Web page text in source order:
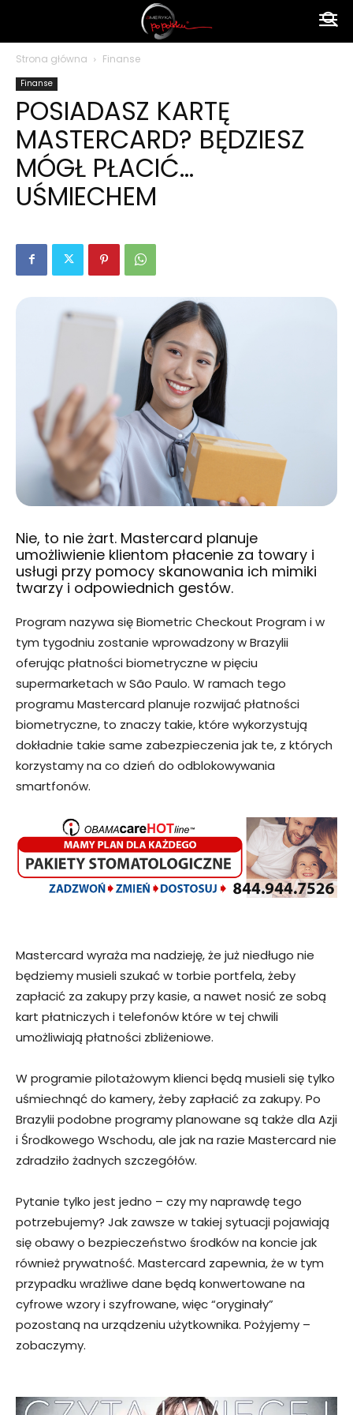
polsku
Strona główna Finanse
Finanse
POSIADASZ KARTĘ
MASTERCARD? BĘDZIESZ
MÓGŁ PŁACIĆ…
UŚMIECHEM
Nie, to nie żart. Mastercard planuje
umożliwienie klientom płacenie za towary i
usługi przy pomocy skanowania ich mimiki
twarzy i odpowiednich gestów.
Program nazywa się Biometric Checkout Program i w
tym tygodniu zostanie wprowadzony w Brazylii
oferując płatności biometryczne w pięciu
supermarketach w São Paulo. W ramach tego
programu Mastercard planuje rozwijać płatności
biometryczne, to znaczy takie, które wykorzystują
dokładnie takie same zabezpieczenia jak te, z których
korzystamy na co dzień do odblokowywania
smartfonów.
Mastercard wyraża ma nadzieję, że już niedługo nie
będziemy musieli szukać w torbie portfela, żeby
zapłacić za zakupy przy kasie, a nawet nosić ze sobą
kart płatniczych i telefonów które w tej chwili
umożliwiają płatności zbliżeniowe.
W programie pilotażowym klienci będą musieli się tylko
uśmiechnąć do kamery, żeby zapłacić za zakupy. Po
Brazylii podobne programy planowane są także dla Azji
i Środkowego Wschodu, ale jak na razie Mastercard nie
zdradziło żadnych szczegółów.
Pytanie tylko jest jedno – czy my naprawdę tego
potrzebujemy? Jak zawsze w takiej sytuacji pojawiają
się obawy o bezpieczeństwo środków na koncie jak
również prywatność. Mastercard zapewnia, że w tym
przypadku wrażliwe dane będą konwertowane na
cyfrowe wzory i szyfrowane, więc “oryginały”
pozostaną na urządzeniu użytkownika. Pożyjemy –
zobaczymy.